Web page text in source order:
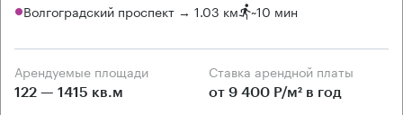
Волгоградский проспект → 1.03 км ~10 мин
Арендуемые площади
122 — 1415 кв.м
Ставка арендной платы
от 9 400 Р/м² в год